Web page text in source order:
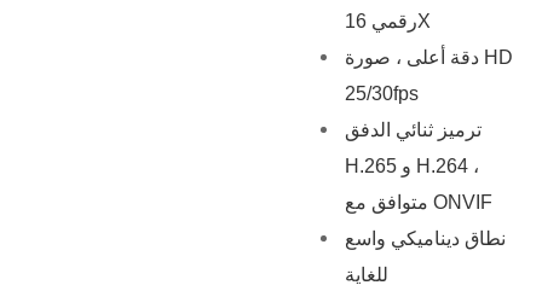
رقمي 16X
دقة أعلى ، صورة HD
25/30fps
ترميز ثنائي الدفق
H.265 و H.264 ،
متوافق مع ONVIF
نطاق ديناميكي واسع
للغاية